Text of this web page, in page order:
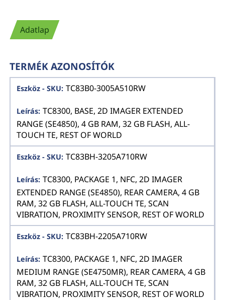
Adatlap
TERMÉK AZONOSÍTÓK
TC83B0-3005A510RW
TC8300, BASE, 2D IMAGER EXTENDED
RANGE (SE4850), 4 GB RAM, 32 GB FLASH, ALL-
TOUCH TE, REST OF WORLD
TC83BH-3205A710RW
TC8300, PACKAGE 1, NFC, 2D IMAGER
EXTENDED RANGE (SE4850), REAR CAMERA, 4 GB
RAM, 32 GB FLASH, ALL-TOUCH TE, SCAN
VIBRATION, PROXIMITY SENSOR, REST OF WORLD
TC83BH-2205A710RW
TC8300, PACKAGE 1, NFC, 2D IMAGER
MEDIUM RANGE (SE4750MR), REAR CAMERA, 4 GB
RAM, 32 GB FLASH, ALL-TOUCH TE, SCAN
VIBRATION, PROXIMITY SENSOR, REST OF WORLD